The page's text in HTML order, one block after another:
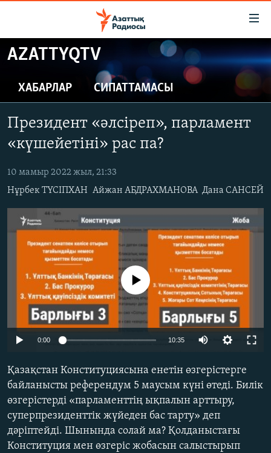
Skip
to
content
to
main
Navigation
Skip
to
Search
ЖАҢАЛЫҚТАР
САЯСАТ
ҚАҢТАР ОҚИҒАСЫ
АДАМ ҚҰҚЫҚТАРЫ
ӘЛЕУМЕТ
ӘЛЕМ
АРНАЙЫ ЖОБАЛАР
Русский
ЖАЗЫЛЫҢЫЗ
Басқа тілдерде
AZATTYQTV
ХАБАРЛАР СИПАТТАМАСЫ
Президент «әлсіреп», парламент
«күшейетіні» рас па?
10 мамыр 2022 жыл, 21:33
Нұрбек ТҮСІПХАН Айжан АБДРАХМАНОВА Дана САНСЕЙ
Auto 360p 480p
720p
No media source currently available
0:00 10:35
480p
720p
1080p
Қазақстан Конституциясына енетін өзгерістерге
байланысты референдум 5 маусым күні өтеді. Билік
өзгерістерді «парламенттің ықпалын арттыру,
суперпрезиденттік жүйеден бас тарту» деп
дәріптейді. Шынында солай ма? Қолданыстағы
Конституция мен өзгеріс жобасын салыстырып